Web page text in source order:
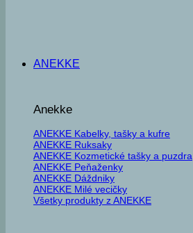
ANEKKE
Anekke
ANEKKE Kabelky, tašky a kufre
ANEKKE Ruksaky
ANEKKE Kozmetické tašky a puzdra
ANEKKE Peňaženky
ANEKKE Dáždniky
ANEKKE Milé vecičky
Všetky produkty z ANEKKE